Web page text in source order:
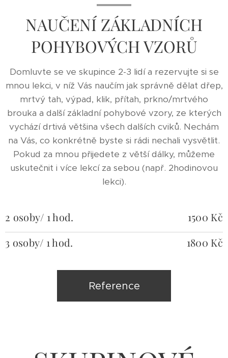
NAUČENÍ ZÁKLADNÍCH
POHYBOVÝCH VZORŮ
Domluvte se ve skupince 2-3 lidí a rezervujte si se
mnou lekci, v níž Vás naučím jak správně dělat dřep,
mrtvý tah, výpad, klik, přítah, prkno/mrtvého
brouka a další základní pohybové vzory, ze kterých
vychází drtivá většina všech dalších cviků. Nechám
na Vás, co konkrétně byste si rádi nechali vysvětlit.
Pokud za mnou přijedete z větší dálky, můžeme
uskutečnit i více lekcí za sebou (např. 2hodinovou
lekci).
2 osoby/ 1 hod.
1500 Kč
3 osoby/ 1 hod.
1800 Kč
Reference